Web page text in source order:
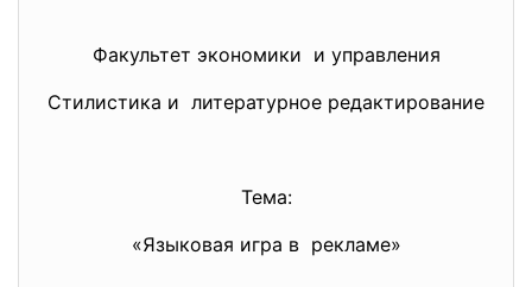
Факультет экономики и управления
Стилистика и литературное редактирование
Тема:
«Языковая игра в рекламе»